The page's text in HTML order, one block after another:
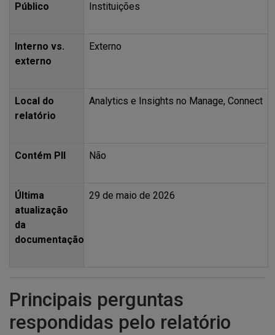
Público Instituições
Interno vs.
externo
Externo
Local do
relatório
Analytics e Insights no Manage, Connect
Contém PII Não
Última
atualização
da
documentação
29 de maio de 2026
Principais perguntas
respondidas pelo relatório